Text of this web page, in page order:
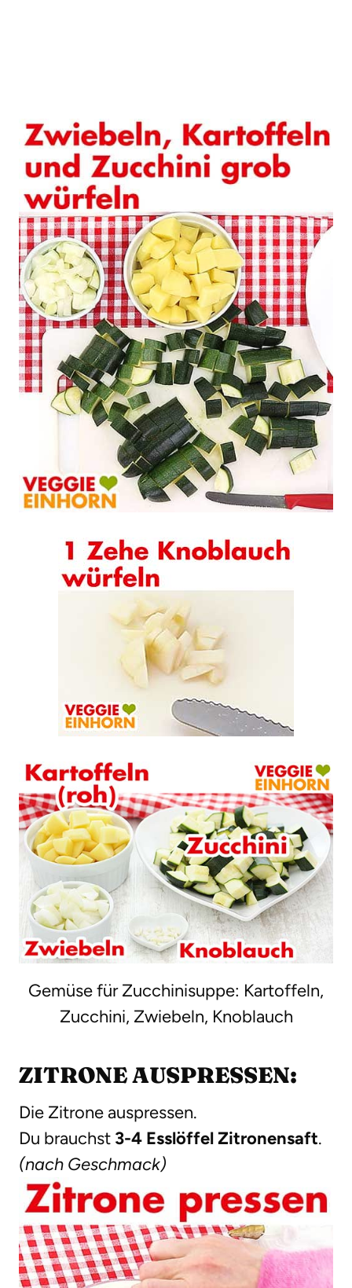
Gemüse für Zucchinisuppe: Kartoffeln,
Zucchini, Zwiebeln, Knoblauch
ZITRONE AUSPRESSEN:
Die Zitrone auspressen.
Du brauchst 3-4 Esslöffel Zitronensaft.
(nach Geschmack)